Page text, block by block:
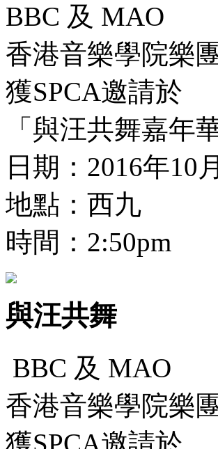
BBC 及 MAO
香港音樂學院樂團
獲SPCA邀請於
「與汪共舞嘉年
日期：2016年10
地點：西九
時間：2:50pm
與汪共舞
BBC 及 MAO
香港音樂學院樂團
獲SPCA邀請於